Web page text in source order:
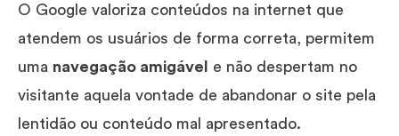
O Google valoriza conteúdos na internet que
atendem os usuários de forma correta, permitem
uma navegação amigável
e não despertam no
visitante aquela vontade de abandonar o site pela
lentidão ou conteúdo mal apresentado.